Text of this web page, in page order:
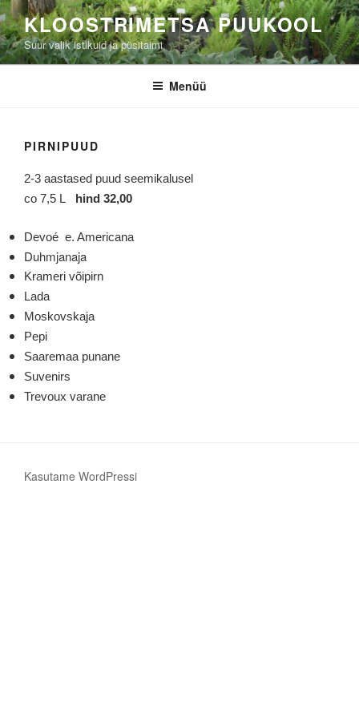
Liigu
sisu
juurde
KLOOSTRIMETSA PUUKOOL
Suur valik istikuid ja püsitaimi
Menüü
PIRNIPUUD
2-3 aastased puud seemikalusel
co 7,5 L hind 32,00
Devoé e. Americana
Duhmjanaja
Krameri võipirn
Lada
Moskovskaja
Pepi
Saaremaa punane
Suvenirs
Trevoux varane
Kasutame WordPressi